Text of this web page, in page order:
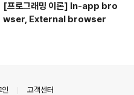
[프로그래밍 이론] In-app bro
wser, External browser
인 고객센터